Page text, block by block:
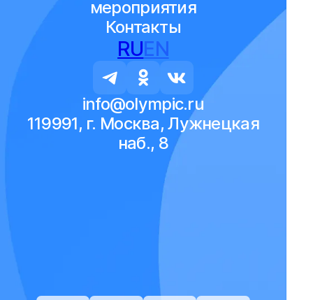
мероприятия
Контакты
RUEN
info@olympic.ru
119991, г. Москва, Лужнецкая
наб., 8